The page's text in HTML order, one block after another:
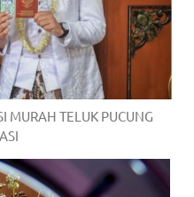
MURAH TELUK PUCUNG